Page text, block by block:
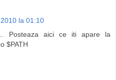
la 01:10
Posteaza aici ce iti apare la
$PATH